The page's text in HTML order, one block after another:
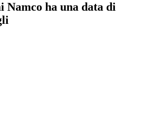
Namco ha una data di